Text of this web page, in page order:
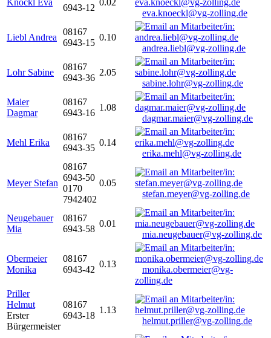
Knöckl Eva
6943-12
0.02
eva.knoeckl@vg-zolling.de
Liebl Andrea
08167
6943-15
0.10
andrea.liebl@vg-zolling.de
Lohr Sabine
08167
6943-36
2.05
sabine.lohr@vg-zolling.de
Maier
Dagmar
08167
6943-16
1.08
dagmar.maier@vg-zolling.de
Mehl Erika
08167
6943-35
0.14
erika.mehl@vg-zolling.de
Meyer Stefan
08167
6943-50
0170
7942402
0.05
stefan.meyer@vg-zolling.de
Neugebauer
Mia
08167
6943-58
0.01
mia.neugebauer@vg-zolling.de
Obermeier
Monika
08167
6943-42
0.13
monika.obermeier@vg-
zolling.de
Priller
Helmut
Erster
Bürgermeister
08167
6943-18
1.13
helmut.priller@vg-zolling.de